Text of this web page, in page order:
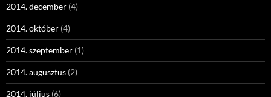
2014. december (4)
2014. október (4)
2014. szeptember (1)
2014. augusztus (2)
2014. július (6)